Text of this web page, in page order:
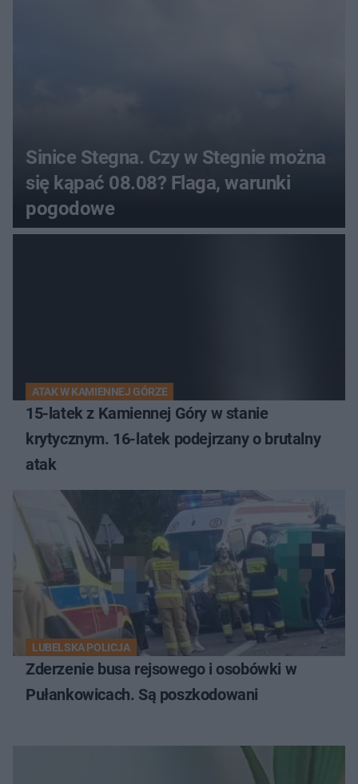
Sinice Stegna. Czy w Stegnie można
się kąpać 08.08? Flaga, warunki
pogodowe
ATAK W KAMIENNEJ GÓRZE
15-latek z Kamiennej Góry w stanie
krytycznym. 16-latek podejrzany o brutalny
atak
LUBELSKA POLICJA
Zderzenie busa rejsowego i osobówki w
Pułankowicach. Są poszkodowani